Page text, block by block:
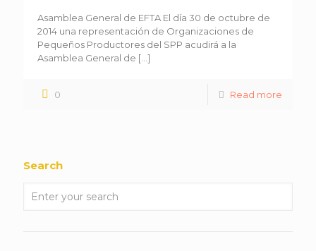
Asamblea General de EFTA El día 30 de octubre de
2014 una representación de Organizaciones de
Pequeños Productores del SPP acudirá a la
Asamblea General de […]
0 Read more
Search